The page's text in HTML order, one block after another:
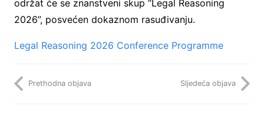
održat će se znanstveni skup “Legal Reasoning
2026”, posvećen dokaznom rasuđivanju.
Legal Reasoning 2026 Conference Programme
Prethodna objava Sljedeća objava